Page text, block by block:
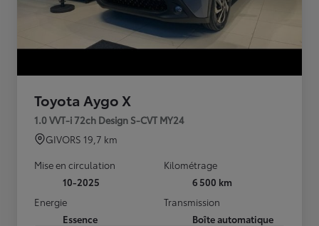
Toyota Aygo X
1.0 VVT-i 72ch Design S-CVT MY24
GIVORS 19,7 km
Mise en circulation
10-2025
Kilométrage
6 500 km
Energie
Essence
Transmission
Boîte automatique